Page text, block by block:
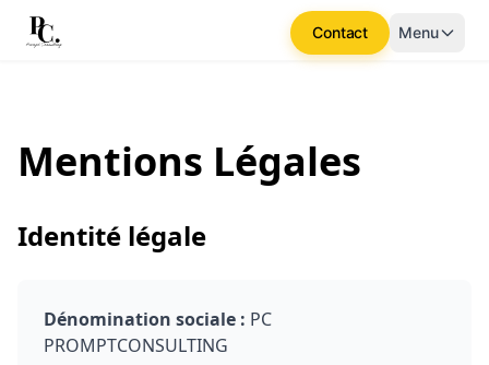
Contact Menu
Mentions Légales
Identité légale
Dénomination sociale : PC
PROMPTCONSULTING